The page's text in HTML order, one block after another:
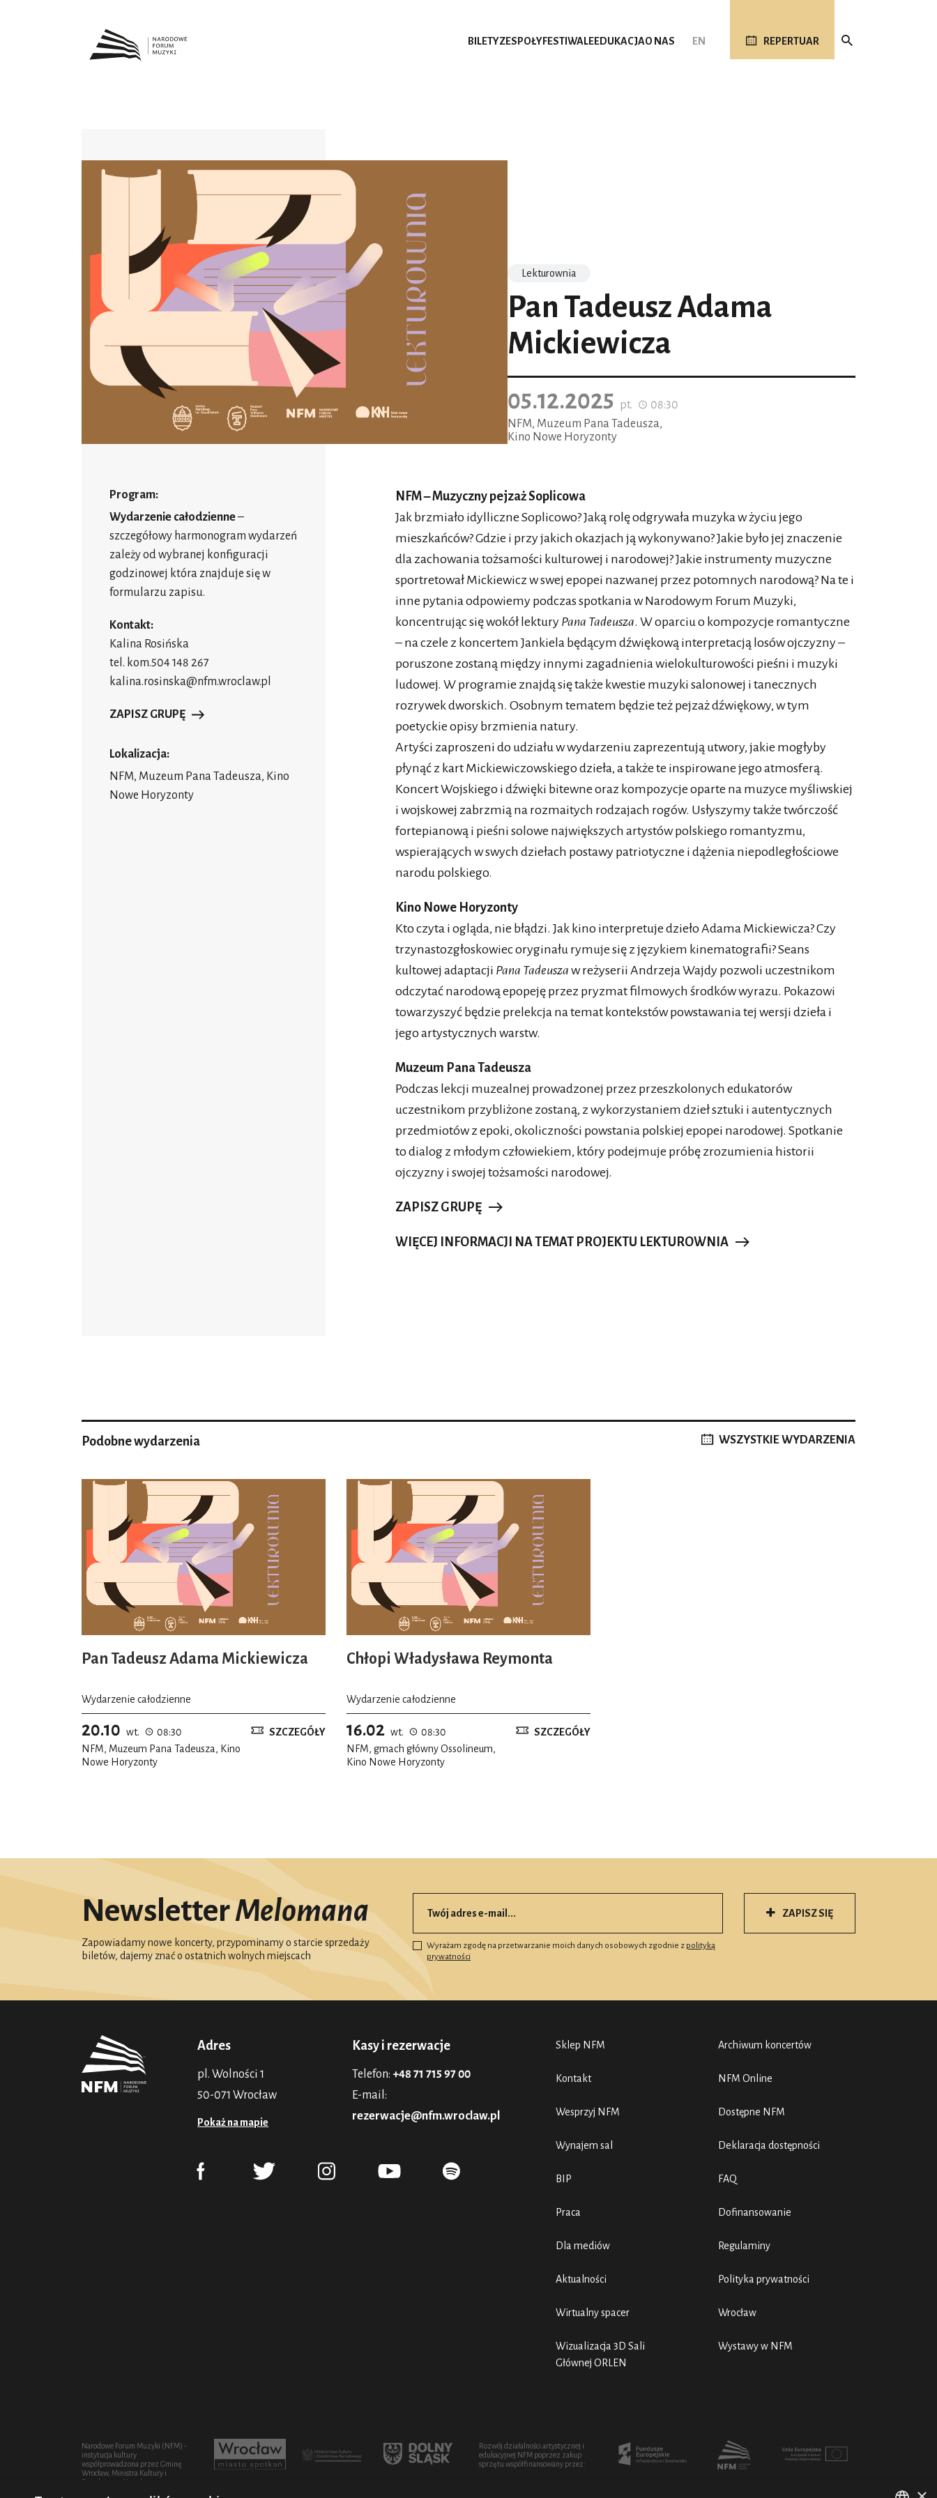
BILETYZESPOŁYFESTIWALEEDUKACJAO NAS EN REPERTUAR
Lekturownia
Pan Tadeusz Adama
Mickiewicza
05.12.2025 pt.
08:30
NFM, Muzeum Pana Tadeusza,
Kino Nowe Horyzonty
Program:
Wydarzenie całodzienne–
szczegółowy harmonogram wydarzeń
zależy od wybranej konfiguracji
godzinowej która znajduje się w
formularzu zapisu.
Kontakt:
Kalina Rosińska
tel. kom.504 148 267
kalina.rosinska@nfm.wroclaw.pl
ZAPISZ GRUPĘ
Lokalizacja:
NFM, Muzeum Pana Tadeusza, Kino
Nowe Horyzonty
NFM – Muzyczny pejzaż Soplicowa
Jak brzmiało idylliczne Soplicowo? Jaką rolę odgrywała muzyka w życiu jego
mieszkańców? Gdzie i przy jakich okazjach ją wykonywano? Jakie było jej znaczenie
dla zachowania tożsamości kulturowej i narodowej? Jakie instrumenty muzyczne
sportretował Mickiewicz w swej epopei nazwanej przez potomnych narodową? Na te i
inne pytania odpowiemy podczas spotkania w Narodowym Forum Muzyki,
koncentrując się wokół lektury Pana Tadeusza. W oparciu o kompozycje romantyczne
– na czele z koncertem Jankiela będącym dźwiękową interpretacją losów ojczyzny –
poruszone zostaną między innymi zagadnienia wielokulturowości pieśni i muzyki
ludowej. W programie znajdą się także kwestie muzyki salonowej i tanecznych
rozrywek dworskich. Osobnym tematem będzie też pejzaż dźwiękowy, w tym
poetyckie opisy brzmienia natury.
Artyści zaproszeni do udziału w wydarzeniu zaprezentują utwory, jakie mogłyby
płynąć z kart Mickiewiczowskiego dzieła, a także te inspirowane jego atmosferą.
Koncert Wojskiego i dźwięki bitewne oraz kompozycje oparte na muzyce myśliwskiej
i wojskowej zabrzmią na rozmaitych rodzajach rogów. Usłyszymy także twórczość
fortepianową i pieśni solowe największych artystów polskiego romantyzmu,
wspierających w swych dziełach postawy patriotyczne i dążenia niepodległościowe
narodu polskiego.
Kino Nowe Horyzonty
Kto czyta i ogląda, nie błądzi. Jak kino interpretuje dzieło Adama Mickiewicza? Czy
trzynastozgłoskowiec oryginału rymuje się z językiem kinematografii? Seans
kultowej adaptacji Pana Tadeusza w reżyserii Andrzeja Wajdy pozwoli uczestnikom
odczytać narodową epopeję przez pryzmat filmowych środków wyrazu. Pokazowi
towarzyszyć będzie prelekcja na temat kontekstów powstawania tej wersji dzieła i
jego artystycznych warstw.
Muzeum Pana Tadeusza
Podczas lekcji muzealnej prowadzonej przez przeszkolonych edukatorów
uczestnikom przybliżone zostaną, z wykorzystaniem dzieł sztuki i autentycznych
przedmiotów z epoki, okoliczności powstania polskiej epopei narodowej. Spotkanie
to dialog z młodym człowiekiem, który podejmuje próbę zrozumienia historii
ojczyzny i swojej tożsamości narodowej.
ZAPISZ GRUPĘ
WIĘCEJ INFORMACJI NA TEMAT PROJEKTU LEKTUROWNIA
Podobne wydarzenia WSZYSTKIE WYDARZENIA
Pan Tadeusz Adama Mickiewicza
Wydarzenie całodzienne
20.10 wt.
08:30
NFM, Muzeum Pana Tadeusza, Kino
Nowe Horyzonty
SZCZEGÓŁY
Chłopi Władysława Reymonta
Wydarzenie całodzienne
16.02 wt.
08:30
NFM, gmach główny Ossolineum,
Kino Nowe Horyzonty
SZCZEGÓŁY
NewsletterMelomana
Zapowiadamy nowe koncerty, przypominamy o starcie sprzedaży
biletów, dajemy znać o ostatnich wolnych miejscach
Wyrażam zgodę na przetwarzanie moich danych osobowych zgodnie z polityką
prywatności
ZAPISZ SIĘ
Adres
pl. Wolności 1
50-071 Wrocław
Pokaż na mapie
Kasy i rezerwacje
Telefon: +48 71 715 97 00
E-mail:
rezerwacje@nfm.wroclaw.pl
Sklep NFM
Kontakt
Wesprzyj NFM
Wynajem sal
BIP
Praca
Dla mediów
Aktualności
Wirtualny spacer
Wizualizacja 3D Sali
Głównej ORLEN
Archiwum koncertów
NFM Online
Dostępne NFM
Deklaracja dostępności
FAQ
Dofinansowanie
Regulaminy
Polityka prywatności
Wrocław
Wystawy w NFM
Narodowe Forum Muzyki (NFM) -
instytucja kultury
współprowadzona przez Gminę
Wrocław, Ministra Kultury i
Dziedzictwa Narodowego oraz
Rozwój działalności artystycznej i
edukacyjnej NFM poprzez zakup
sprzętu współfinansowany przez: